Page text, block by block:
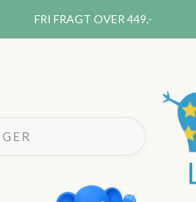
FRI FRAGT OVER 449,-